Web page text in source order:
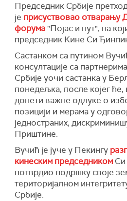
Председник Србије
је присуствовао отварању
форума"Појас и пут", на
председник Кине Си
Састанком са путином
консултације са
Србије уочи састанка у
понедељка, после којег ће,
донети важне одлуке о
позицији и мерама у
једностраних,
Приштине.
Вучић је јуче у Пекингу
кинеским председником Си
потврдио подршку своје
територијалном
Србије.